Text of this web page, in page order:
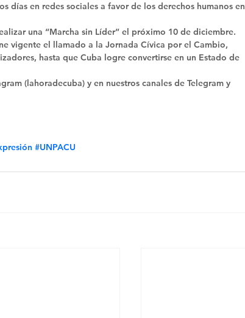
días en redes sociales a favor de los derechos humanos en
una “Marcha sin Líder” el próximo 10 de diciembre.
vigente el llamado a la Jornada Cívica por el Cambio,
hasta que Cuba logre convertirse en un Estado de
(lahoradecuba) y en nuestros canales de Telegram y
#UNPACU